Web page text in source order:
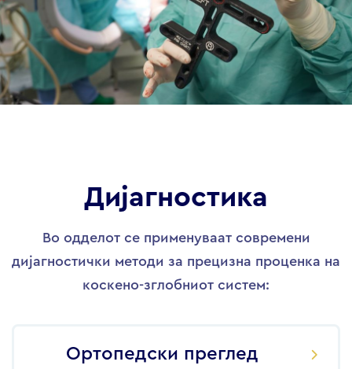
Дијагностика
Во одделот се применуваат современи
дијагностички методи за прецизна проценка на
коскено-зглобниот систем:
Ортопедски преглед